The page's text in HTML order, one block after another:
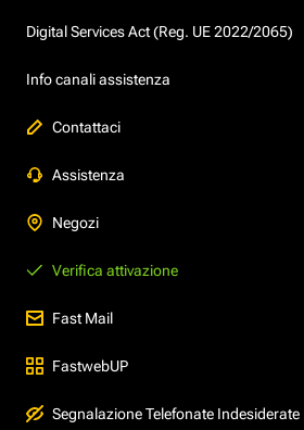
Digital Services Act (Reg. UE 2022/2065)
Info canali assistenza
Contattaci
Assistenza
Negozi
Verifica attivazione
Fast Mail
FastwebUP
Segnalazione Telefonate Indesiderate